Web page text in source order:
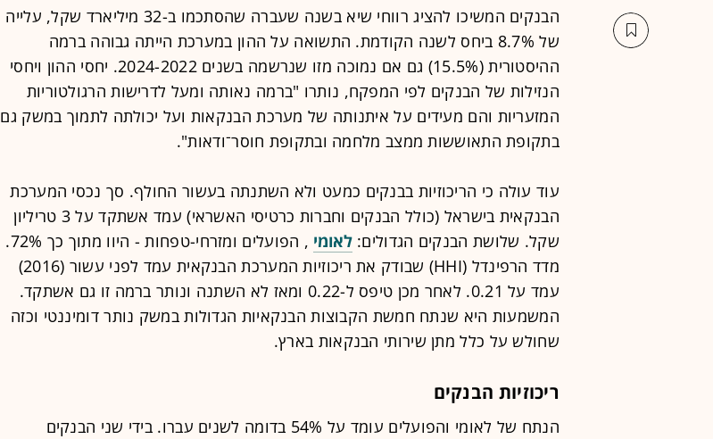
הבנקים המשיכו להציג רווחי שיא בשנה שעברה שהסתכמו ב-32 מיליארד שקל, עלייה
של 8.7% ביחס לשנה הקודמת. התשואה על ההון במערכת הייתה גבוהה ברמה
ההיסטורית (15.5%) גם אם נמוכה מזו שנרשמה בשנים 2024-2022. יחסי ההון ויחסי
הנזילות של הבנקים לפי המפקח, נותרו "ברמה נאותה ומעל לדרישות הרגולטוריות
המזעריות והם מעידים על איתנותה של מערכת הבנקאות ועל יכולתה לתמוך במשק גם
בתקופת התאוששות ממצב מלחמה ובתקופת חוסר־ודאות".
עוד עולה כי הריכוזיות בבנקים כמעט ולא השתנתה בעשור החולף. סך נכסי המערכת
הבנקאית בישראל (כולל הבנקים וחברות כרטיסי האשראי) עמד אשתקד על 3 טריליון
שקל. שלושת הבנקים הגדולים:לאומי
, הפועלים ומזרחי-טפחות - היוו מתוך כך 72%.
מדד הרפינדל (HHI) שבודק את ריכוזיות המערכת הבנקאית עמד לפני עשור (2016)
עמד על 0.21. לאחר מכן טיפס ל-0.22 ומאז לא השתנה ונותר ברמה זו גם אשתקד.
המשמעות היא שנתח חמשת הקבוצות הבנקאיות הגדולות במשק נותר דומיננטי וכזה
שחולש על כלל מתן שירותי הבנקאות בארץ.
ריכוזיות הבנקים
הנתח של לאומי והפועלים עומד על 54% בדומה לשנים עברו. בידי שני הבנקים